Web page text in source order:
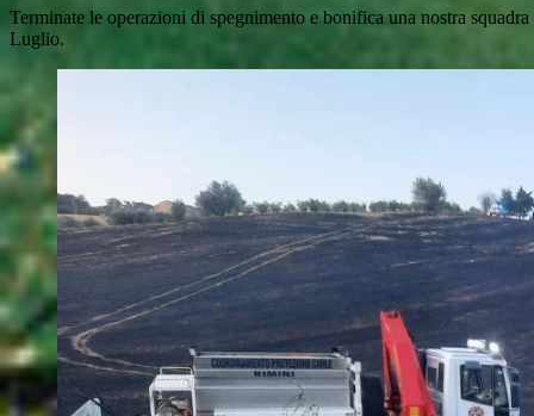
Terminate le operazioni di spegnimento e bonifica una nostra
Luglio.